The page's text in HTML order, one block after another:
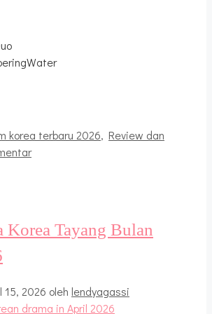
korea terbaru 2026, Review dan
Korea Tayang Bulan
15, 2026 oleh lendyagassi